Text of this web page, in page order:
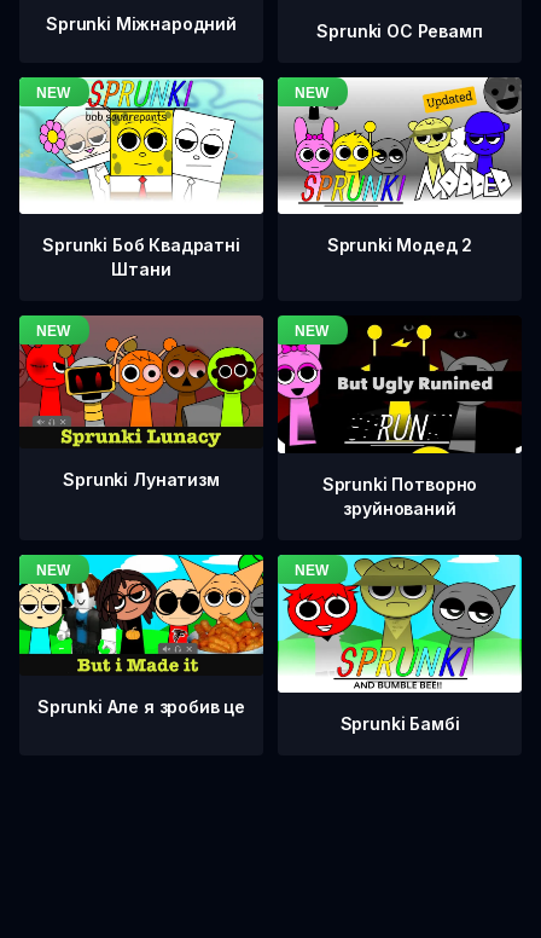
Sprunki Міжнародний Sprunki OC Ревамп
Sprunki Боб Квадратні
Штани
Sprunki Модед 2
Sprunki Лунатизм
Sprunki Потворно
зруйнований
Sprunki Але я зробив це
Sprunki Бамбі